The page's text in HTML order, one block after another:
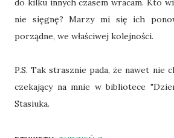
do kilku innych czasem wracam. Kto
nie sięgnę? Marzy mi się ich
porządne, we właściwej kolejności.
P.S. Tak strasznie pada, że nawet nie
czekający na mnie w bibliotece
Stasiuka.